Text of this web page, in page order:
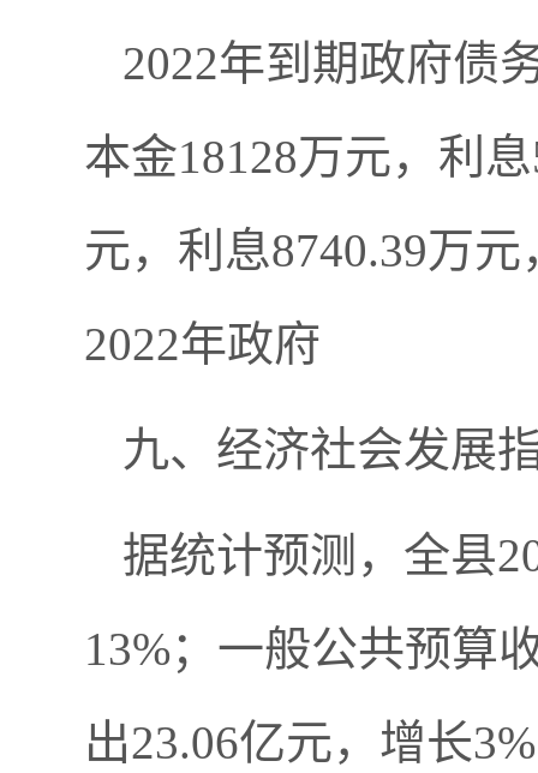
2022年到期政府债
本金18128万元，利
元，利息8740.39万
2022年政府
九、经济社会发展
据统计预测，全县
13%；一般公共预算
出23.06亿元，增长